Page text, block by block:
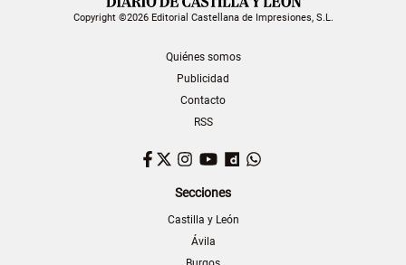
Copyright ©2026 Editorial Castellana de Impresiones, S.L.
Quiénes somos
Publicidad
Contacto
RSS
Facebook
TwitterInstagram
YouTubeDailymotion
Secciones
Castilla y León
Ávila